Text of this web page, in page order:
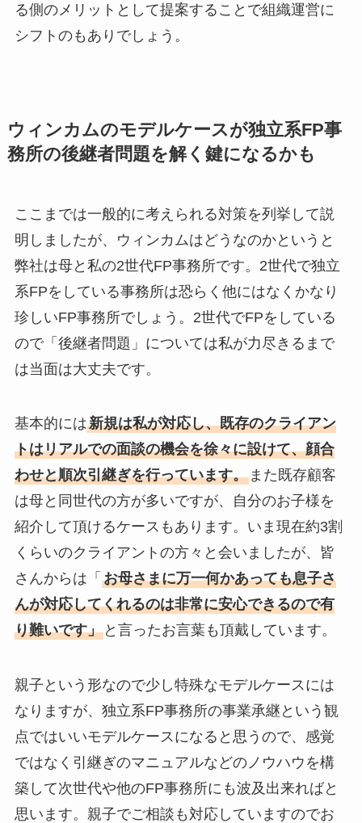
る側のメリットとして提案することで組織運営に
シフトのもありでしょう。
ウィンカムのモデルケースが独立系FP事
務所の後継者問題を解く鍵になるかも
ここまでは一般的に考えられる対策を列挙して説
明しましたが、ウィンカムはどうなのかというと
弊社は母と私の2世代FP事務所です。2世代で独立
系FPをしている事務所は恐らく他にはなくかなり
珍しいFP事務所でしょう。2世代でFPをしている
ので「後継者問題」については私が力尽きるまで
は当面は大丈夫です。
基本的には新規は私が対応し、既存のクライアン
トはリアルでの面談の機会を徐々に設けて、顔合
わせと順次引継ぎを行っています。また既存顧客
は母と同世代の方が多いですが、自分のお子様を
紹介して頂けるケースもあります。いま現在約3割
くらいのクライアントの方々と会いましたが、皆
さんからは「 お母さまに万一何かあっても息子さ
んが対応してくれるのは非常に安心できるので有
り難いです」と言ったお言葉も頂戴しています。
親子という形なので少し特殊なモデルケースには
なりますが、独立系FP事務所の事業承継という観
点ではいいモデルケースになると思うので、感覚
ではなく引継ぎのマニュアルなどのノウハウを構
築して次世代や他のFP事務所にも波及出来ればと
思います。親子でご相談も対応していますのでお